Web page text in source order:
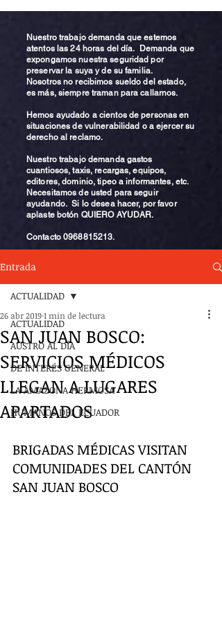
Nuestro trabajo demanda que estemos
atentos las 24 horas del día. Demanda que
expongamos nuestra seguridad por
preservar la suya y de su familia.
Nosotros no recibimos sueldo del estado,
es más, siempre traman para callarnos.
Hemos ayudado a cientos de personas en
situaciones de vulnerabilidad o a ejercer su
derecho al reclamo.
Nuestro trabajo demanda gastos
cuantiosos, taxis, recargas, equipos,
editores, dominio, tipeo a informantes, etc.
Necesitamos de usted para seguir
ayudando. Si lo desea hacer, por favor
aplaste botón QUIERO AYUDAR.
Contacto0968815213.
Entrada
ACTUALIDAD
AUSTRO AL DÍA
DE INTERÉS GENERAL
LA AMAZONA HERMOSA
HUMANOS DEL ECUADOR
ACTUALIDAD
SAN JUAN BOSCO:
SERVICIOS MÉDICOS
LLEGAN A LUGARES
APARTADOS
26 abr 20191 min de lectura
BRIGADAS MÉDICAS VISITAN
COMUNIDADES DEL CANTÓN
SAN JUAN BOSCO